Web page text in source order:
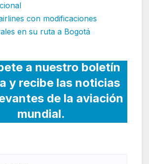
con modificaciones
en su ruta a Bogotá
a nuestro boletín
y recibe las noticias
de la aviación
mundial.